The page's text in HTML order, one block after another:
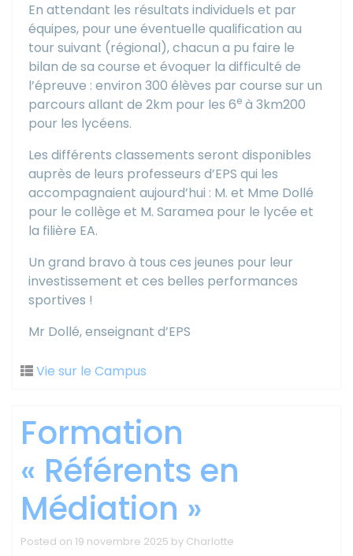
En attendant les résultats individuels et par
équipes, pour une éventuelle qualification au
tour suivant (régional), chacun a pu faire le
bilan de sa course et évoquer la difficulté de
l’épreuve : environ 300 élèves par course sur un
parcours allant de 2km pour les 6e à 3km200
pour les lycéens.
Les différents classements seront disponibles
auprès de leurs professeurs d’EPS qui les
accompagnaient aujourd’hui : M. et Mme Dollé
pour le collège et M. Saramea pour le lycée et
la filière EA.
Un grand bravo à tous ces jeunes pour leur
investissement et ces belles performances
sportives !
Mr Dollé, enseignant d’EPS
Vie sur le Campus
Formation
« Référents en
Médiation »
Posted on 19 novembre 2025 by Charlotte